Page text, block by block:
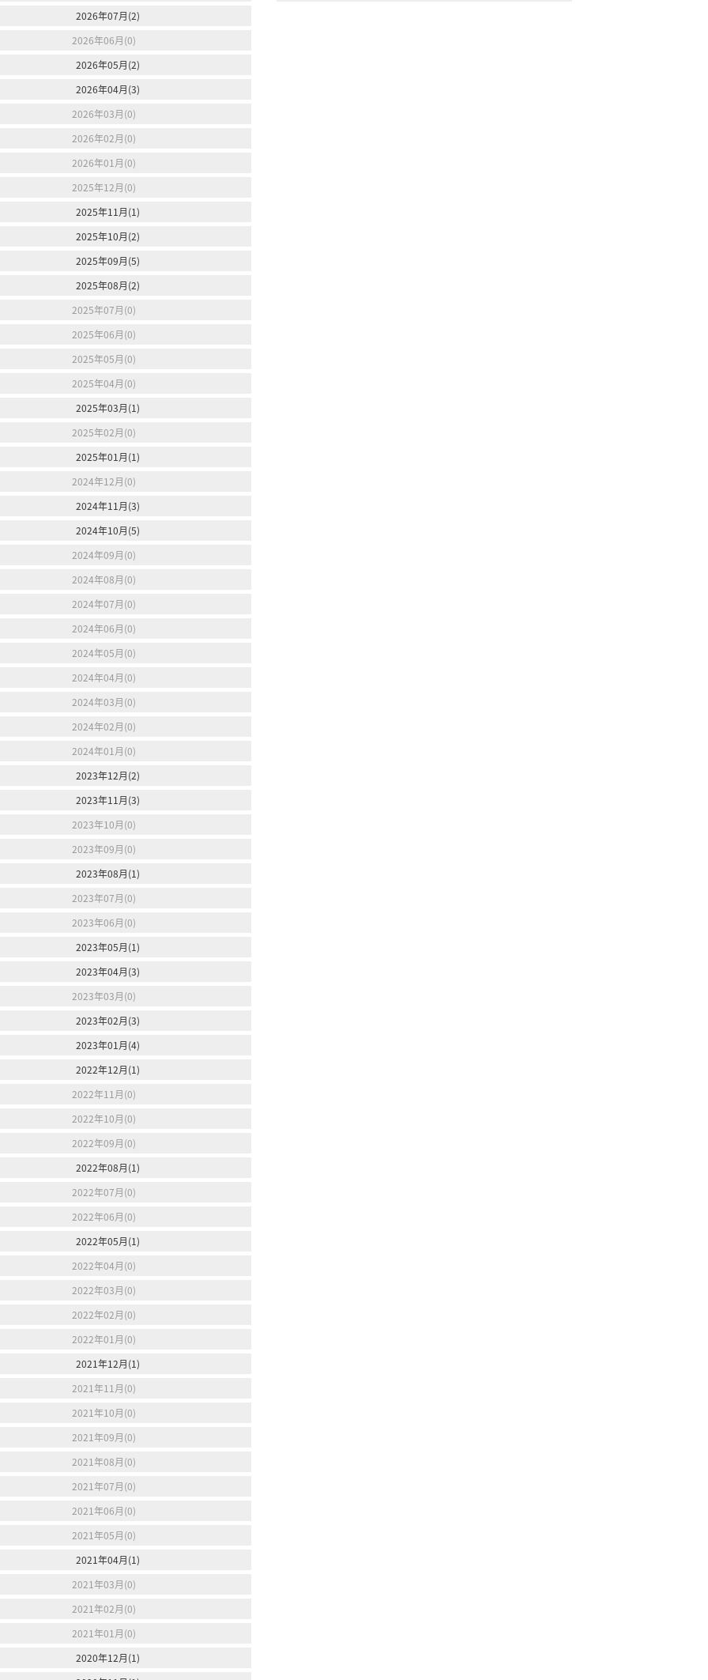
2026年07月(2)
2026年06月(0)
2026年05月(2)
2026年04月(3)
2026年03月(0)
2026年02月(0)
2026年01月(0)
2025年12月(0)
2025年11月(1)
2025年10月(2)
2025年09月(5)
2025年08月(2)
2025年07月(0)
2025年06月(0)
2025年05月(0)
2025年04月(0)
2025年03月(1)
2025年02月(0)
2025年01月(1)
2024年12月(0)
2024年11月(3)
2024年10月(5)
2024年09月(0)
2024年08月(0)
2024年07月(0)
2024年06月(0)
2024年05月(0)
2024年04月(0)
2024年03月(0)
2024年02月(0)
2024年01月(0)
2023年12月(2)
2023年11月(3)
2023年10月(0)
2023年09月(0)
2023年08月(1)
2023年07月(0)
2023年06月(0)
2023年05月(1)
2023年04月(3)
2023年03月(0)
2023年02月(3)
2023年01月(4)
2022年12月(1)
2022年11月(0)
2022年10月(0)
2022年09月(0)
2022年08月(1)
2022年07月(0)
2022年06月(0)
2022年05月(1)
2022年04月(0)
2022年03月(0)
2022年02月(0)
2022年01月(0)
2021年12月(1)
2021年11月(0)
2021年10月(0)
2021年09月(0)
2021年08月(0)
2021年07月(0)
2021年06月(0)
2021年05月(0)
2021年04月(1)
2021年03月(0)
2021年02月(0)
2021年01月(0)
2020年12月(1)